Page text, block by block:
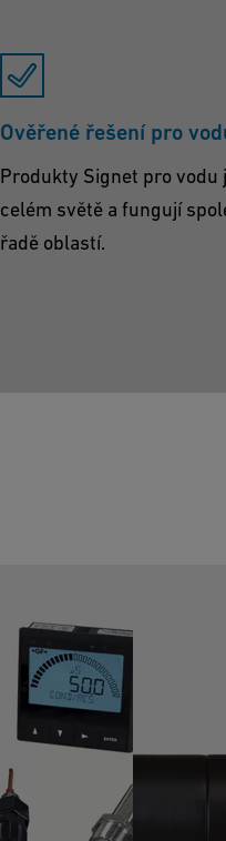
Ověřené řešení pro
Produkty Signet pro vodu
celém světě a fungují
řadě oblastí.